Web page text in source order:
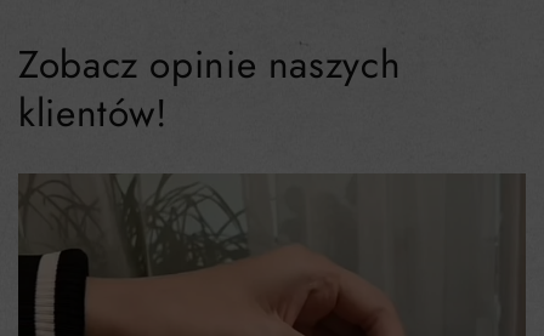
Zobacz opinie naszych
klientów!